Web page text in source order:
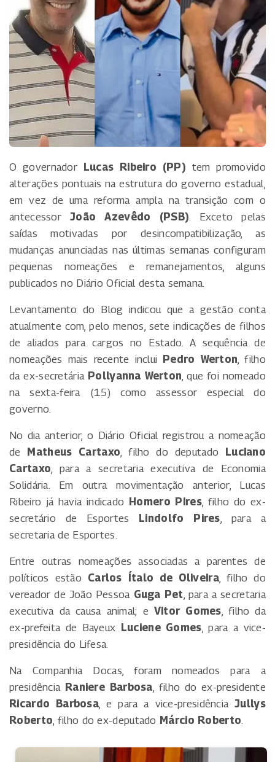
O governador Lucas Ribeiro (PP) tem promovido
alterações pontuais na estrutura do governo estadual,
em vez de uma reforma ampla na transição com o
antecessorJoão Azevêdo (PSB). Exceto pelas
saídas motivadas por desincompatibilização, as
mudanças anunciadas nas últimas semanas configuram
pequenas nomeações e remanejamentos, alguns
publicados no Diário Oficial desta semana.
Levantamento do Blog indicou que a gestão conta
atualmente com, pelo menos, sete indicações de filhos
de aliados para cargos no Estado. A sequência de
nomeações mais recente inclui
Pedro Werton, filho
da ex-secretária Pollyanna Werton, que foi nomeado
na sexta-feira (15) como assessor especial do
governo.
No dia anterior, o Diário Oficial registrou a nomeação
de
Matheus Cartaxo, filho do deputado
Luciano
Cartaxo, para a secretaria executiva de Economia
Solidária. Em outra movimentação anterior, Lucas
Ribeiro já havia indicado Homero Pires, filho do ex-
secretário de Esportes
Lindolfo Pires, para a
secretaria de Esportes.
Entre outras nomeações associadas a parentes de
políticos estão Carlos Ítalo de Oliveira, filho do
vereador de João Pessoa Guga Pet, para a secretaria
executiva da causa animal; e Vitor Gomes, filho da
ex-prefeita de Bayeux Luciene Gomes, para a vice-
presidência do Lifesa.
Na Companhia Docas, foram nomeados para a
presidência Raniere Barbosa, filho do ex-presidente
Ricardo Barbosa, e para a vice-presidênciaJullys
Roberto, filho do ex-deputado Márcio Roberto.